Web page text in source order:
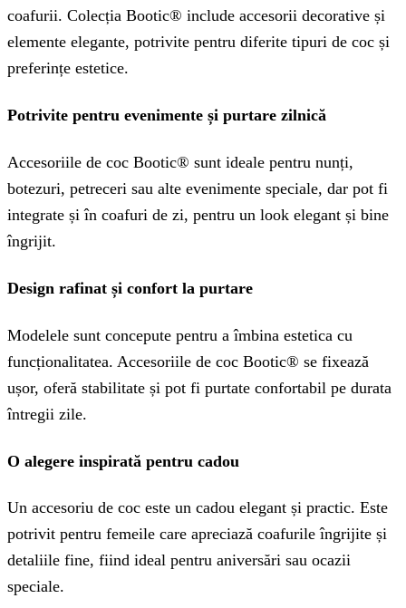
coafurii. Colecția Bootic® include accesorii decorative și
elemente elegante, potrivite pentru diferite tipuri de coc și
preferințe estetice.
Potrivite pentru evenimente și purtare zilnică
Accesoriile de coc Bootic® sunt ideale pentru nunți,
botezuri, petreceri sau alte evenimente speciale, dar pot fi
integrate și în coafuri de zi, pentru un look elegant și bine
îngrijit.
Design rafinat și confort la purtare
Modelele sunt concepute pentru a îmbina estetica cu
funcționalitatea. Accesoriile de coc Bootic® se fixează
ușor, oferă stabilitate și pot fi purtate confortabil pe durata
întregii zile.
O alegere inspirată pentru cadou
Un accesoriu de coc este un cadou elegant și practic. Este
potrivit pentru femeile care apreciază coafurile îngrijite și
detaliile fine, fiind ideal pentru aniversări sau ocazii
speciale.